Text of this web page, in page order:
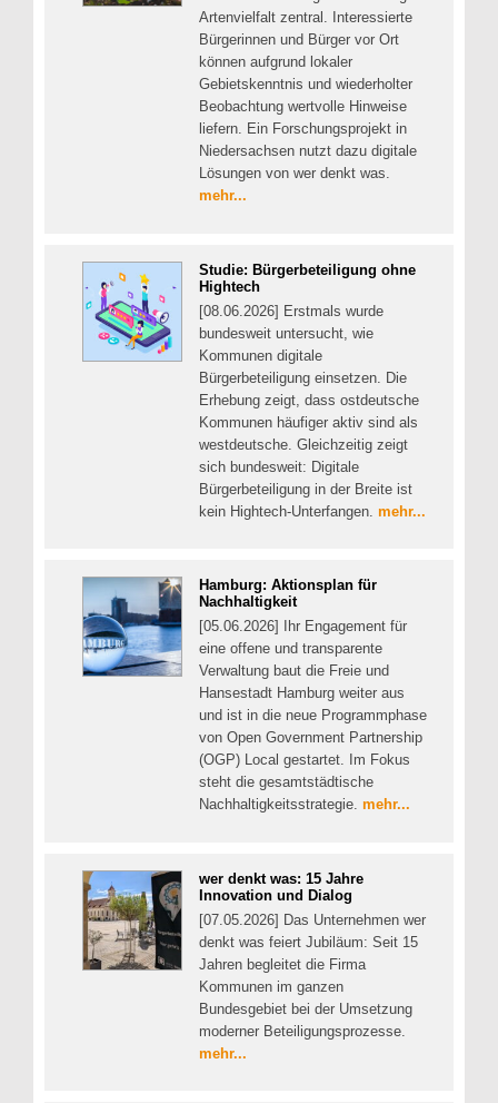
Artenvielfalt zentral. Interessierte
Bürgerinnen und Bürger vor Ort
können aufgrund lokaler
Gebietskenntnis und wiederholter
Beobachtung wertvolle Hinweise
liefern. Ein Forschungsprojekt in
Niedersachsen nutzt dazu digitale
Lösungen von wer denkt was.
mehr...
Studie: Bürgerbeteiligung ohne
Hightech
[08.06.2026] Erstmals wurde
bundesweit untersucht, wie
Kommunen digitale
Bürgerbeteiligung einsetzen. Die
Erhebung zeigt, dass ostdeutsche
Kommunen häufiger aktiv sind als
westdeutsche. Gleichzeitig zeigt
sich bundesweit: Digitale
Bürgerbeteiligung in der Breite ist
kein Hightech-Unterfangen. mehr...
Hamburg: Aktionsplan für
Nachhaltigkeit
[05.06.2026] Ihr Engagement für
eine offene und transparente
Verwaltung baut die Freie und
Hansestadt Hamburg weiter aus
und ist in die neue Programmphase
von Open Government Partnership
(OGP) Local gestartet. Im Fokus
steht die gesamtstädtische
Nachhaltigkeitsstrategie. mehr...
wer denkt was: 15 Jahre
Innovation und Dialog
[07.05.2026] Das Unternehmen wer
denkt was feiert Jubiläum: Seit 15
Jahren begleitet die Firma
Kommunen im ganzen
Bundesgebiet bei der Umsetzung
moderner Beteiligungsprozesse.
mehr...